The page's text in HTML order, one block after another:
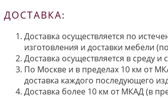
ДОСТАВКА:
Доставка осуществляется по
изготовления и доставки мебели
Доставка осуществляется в среду
По Москве и в пределах 10 км от
доставка каждого последующего
Доставка более 10 км от МКАД (в